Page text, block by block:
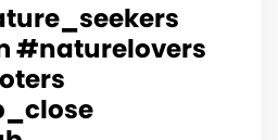
#naturelovers